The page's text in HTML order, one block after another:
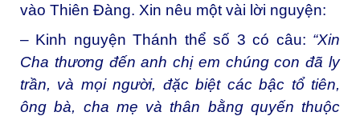
vào Thiên Đàng. Xin nêu một vài lời nguyện:
– Kinh nguyện Thánh thể số 3 có câu: “Xin
Cha thương đến anh chị em chúng con đã ly
trần, và mọi người, đặc biệt các bậc tổ tiên,
ông bà, cha mẹ và thân bằng quyến thuộc